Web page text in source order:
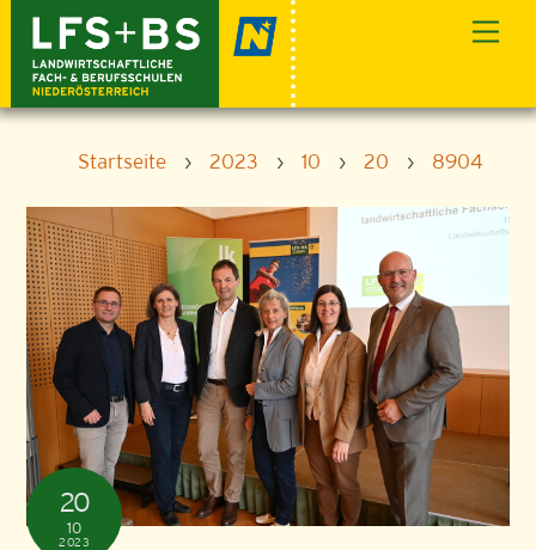
content
Startseite › 2023 › 10 › 20 › 8904
20
10
2023